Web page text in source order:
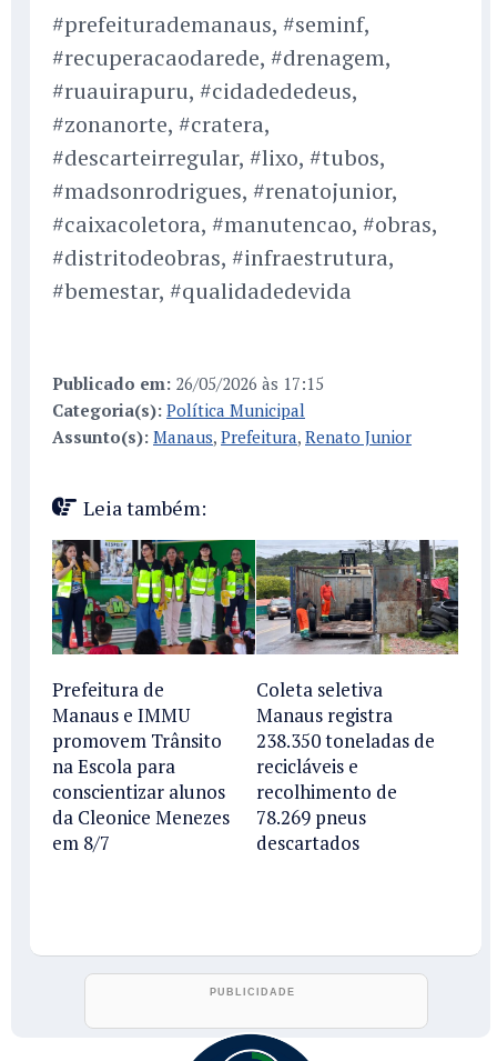
#prefeiturademanaus, #seminf,
#recuperacaodarede, #drenagem,
#ruauirapuru, #cidadededeus,
#zonanorte, #cratera,
#descarteirregular, #lixo, #tubos,
#madsonrodrigues, #renatojunior,
#caixacoletora, #manutencao, #obras,
#distritodeobras, #infraestrutura,
#bemestar, #qualidadedevida
Publicado em: 26/05/2026 às 17:15
Categoria(s): Política Municipal
Assunto(s): Manaus, Prefeitura, Renato Junior
Leia também:
Prefeitura de
Manaus e IMMU
promovem Trânsito
na Escola para
conscientizar alunos
da Cleonice Menezes
em 8/7
Coleta seletiva
Manaus registra
238.350 toneladas de
recicláveis e
recolhimento de
78.269 pneus
descartados